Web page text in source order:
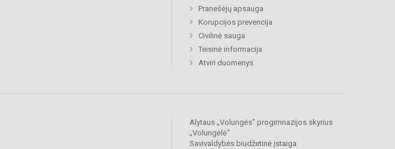
Pranešėjų apsauga
Korupcijos prevencija
Civilinė sauga
Teisinė informacija
Atviri duomenys
Alytaus „Volungės" progimnazijos skyrius
„Volungėlė“
Savivaldybės biudžetinė įstaiga